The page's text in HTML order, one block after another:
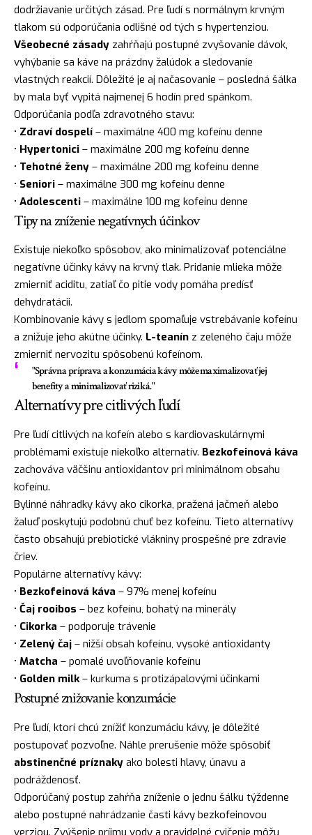
dodržiavanie určitých zásad. Pre ľudí s normálnym krvným
tlakom sú odporúčania odlišné od tých s hypertenziou.
Všeobecné zásady zahŕňajú postupné zvyšovanie dávok,
vyhýbanie sa káve na prázdny žalúdok a sledovanie
vlastných reakcií. Dôležité je aj načasovanie – posledná šálka
by mala byť vypitá najmenej 6 hodín pred spánkom.
Odporúčania podľa zdravotného stavu:
• Zdraví dospelí– maximálne 400 mg kofeínu denne
• Hypertonici – maximálne 200 mg kofeínu denne
• Tehotné ženy – maximálne 200 mg kofeínu denne
• Seniori – maximálne 300 mg kofeínu denne
• Adolescenti – maximálne 100 mg kofeínu denne
Tipy na zníženie negatívnych účinkov
Existuje niekoľko spôsobov, ako minimalizovať potenciálne
negatívne účinky kávy na krvný tlak. Pridanie mlieka môže
zmierniť aciditu, zatiaľ čo pitie vody pomáha predísť
dehydratácii.
Kombinovanie kávy s jedlom spomaľuje vstrebávanie kofeínu
a znižuje jeho akútne účinky. L-teanín z zeleného čaju môže
zmierniť nervozitu spôsobenú kofeínom.
"Správna príprava a konzumácia kávy môže maximalizovať jej
benefity a minimalizovať riziká."
Alternatívy pre citlivých ľudí
Pre ľudí citlivých na kofeín alebo s kardiovaskulárnymi
problémami existuje niekoľko alternatív. Bezkofeinová káva
zachováva väčšinu antioxidantov pri minimálnom obsahu
kofeínu.
Bylinné náhradky kávy ako cikorka, pražená jačmeň alebo
žaluď poskytujú podobnú chuť bez kofeínu. Tieto alternatívy
často obsahujú prebiotické vlákniny prospešné pre zdravie
čriev.
Populárne alternatívy kávy:
• Bezkofeinová káva – 97% menej kofeínu
• Čaj rooibos – bez kofeínu, bohatý na minerály
• Cikorka – podporuje trávenie
• Zelený čaj – nižší obsah kofeínu, vysoké antioxidanty
• Matcha – pomalé uvoľňovanie kofeínu
• Golden milk– kurkuma s protizápalovými účinkami
Postupné znižovanie konzumácie
Pre ľudí, ktorí chcú znížiť konzumáciu kávy, je dôležité
postupovať pozvoľne. Náhle prerušenie môže spôsobiť
abstinenčné príznaky ako bolesti hlavy, únavu a
podráždenosť.
Odporúčaný postup zahŕňa zníženie o jednu šálku týždenne
alebo postupné nahrádzanie časti kávy bezkofeinovou
verziou. Zvýšenie príjmu vody a pravidelné cvičenie môžu